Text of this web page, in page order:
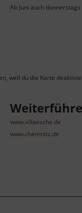
Ab Juni auch donnerstags
weil du die Karte
www.villaesche.de
www.chemnitz.de